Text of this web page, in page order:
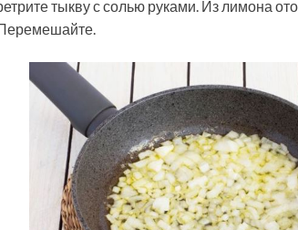
тыкву с солью руками. Из лимона